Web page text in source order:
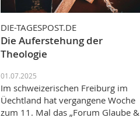
DIE-TAGESPOST.DE
Die Auferstehung der
Theologie
01.07.2025
Im schweizerischen Freiburg im
Üechtland hat vergangene Woche
zum 11. Mal das „Forum Glaube &